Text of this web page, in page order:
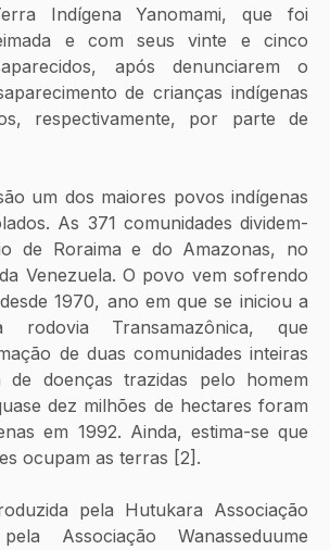
Indígena Yanomami, que foi
e com seus vinte e cinco
após denunciarem o
de crianças indígenas
respectivamente, por parte de
um dos maiores povos indígenas
As 371 comunidades dividem-
de Roraima e do Amazonas, no
Venezuela. O povo vem sofrendo
1970, ano em que se iniciou a
rodovia Transamazônica, que
de duas comunidades inteiras
de doenças trazidas pelo homem
dez milhões de hectares foram
em 1992. Ainda, estima-se que
ocupam as terras [2].
pela Hutukara Associação
Associação Wanasseduume